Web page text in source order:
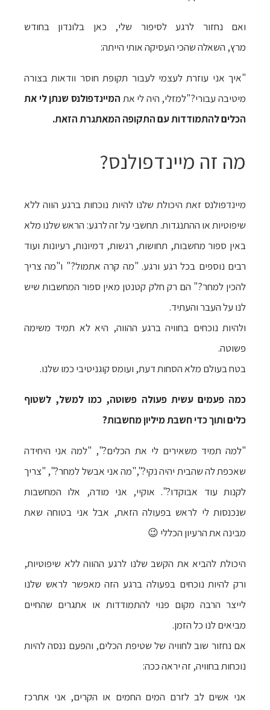
ואם נחזור לרגע לסיפור שלי, כאן בלונדון בחודש
מרץ, השאלה שהכי העסיקה אותי הייתה:
"איך אני עוזרת לעצמי לעבור תקופת חוסר וודאות בצורה
מיטיבה עבורי?"למזלי, היה לי את המיינדפולנס שנתן לי את
הכלים להתמודדות עם התקופה המאתגרת הזאת.
מה זה מיינדפולנס?
מיינדפולנס זאת היכולת שלנו להיות נוכחות ברגע הווה ללא
שיפוטיות או ההתנגדות. תחשבי על זה לרגע: הראש שלנו מלא
באין ספור מחשבות, תחושות, רגשות, דמיונות, רעיונות ועוד
רבים נוספים בכל רגע ורגע. "מה קרה אתמול?" ו"מה צריך
להכין למחר?" הם רק חלק קטנטן מאין ספור המחשבות שיש
לנו על העבר והעתיד.
ולהיות נוכחים בחוויה ברגע ההווה, היא לא תמיד משימה
פשוטה.
בטח בעולם מלא הסחות דעת, ועומס קוגניטיבי כמו שלנו.
כמה פעמים עשית פעולה פשוטה, כמו למשל, לשטוף
כלים ותוך כדי חשבת מיליון מחשבות?
"למה תמיד משאירים לי את הכלים?", "למה אני היחידה
שאכפת לה שהבית יהיה נקי?","מה אני אבשל למחר?", "צריך
לקנות עוד אבוקדו?". אוקיי, אני מודה, אלו המחשבות
שנכנסות לי לראש בפעולה הזאת, אבל אני בטוחה שאת
מבינה את הרעיון הכללי 😉
היכולת להביא את הקשב שלנו לרגע ההווה ללא שיפוטיות,
ורק להיות נוכחים בפעולה ברגע הזה מאפשר לראש שלנו
לייצר הרבה מקום פנוי להתמודדות או אתגרים שהחיים
מביאים לנו כל הזמן.
אם נחזור שוב לחוויה של שטיפת הכלים, והפעם ננסה להיות
נוכחות בחוויה, זה יראה ככה:
אני אשים לב לזרם המים החמים או הקרים, אני אתרכז